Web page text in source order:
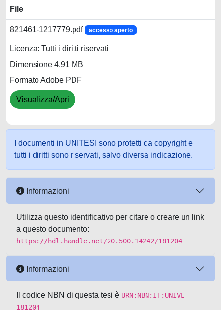
File
821461-1217779.pdf accesso aperto
Licenza: Tutti i diritti riservati
Dimensione 4.91 MB
Formato Adobe PDF
Visualizza/Apri
I documenti in UNITESI sono protetti da copyright e
tutti i diritti sono riservati, salvo diversa indicazione.
Informazioni
Utilizza questo identificativo per citare o creare un link
a questo documento:
https://hdl.handle.net/20.500.14242/181204
Informazioni
Il codice NBN di questa tesi è URN:NBN:IT:UNIVE-
181204